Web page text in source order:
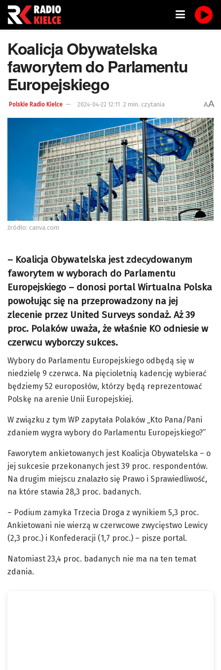
Koalicja Obywatelska
faworytem do Parlamentu
Europejskiego
Polskie Radio Kielce 2024-04-22 12:11 2 min. czytania AA
źródło: canva.com
– Koalicja Obywatelska jest zdecydowanym
faworytem w wyborach do Parlamentu
Europejskiego – donosi portal Wirtualna Polska
powołując się na przeprowadzony na jej
zlecenie przez United Surveys sondaż. Aż 39
proc. Polaków uważa, że właśnie KO odniesie w
czerwcu wyborczy sukces.
Wybory do Parlamentu Europejskiego odbędą się w
niedzielę 9 czerwca. Na pięcioletnią kadencję wybierać
będziemy 52 europosłów, którzy będą reprezentować
Polskę na arenie Unii Europejskiej.
W związku z tym WP zapytała Polaków „Kto Pana/Pani
zdaniem wygra wybory do Parlamentu Europejskiego?”
Faworytem ankietowanych jest Koalicja Obywatelska – o
jej sukcesie przekonanych jest 39 proc. respondentów.
Na drugim miejscu znalazło się Prawo i Sprawiedliwość,
na które stawia 28,3 proc. badanych.
– Podium zamyka Trzecia Droga z wynikiem 5,3 proc.
Ankietowani nie wierzą w czerwcowe zwycięstwo Lewicy
(2,3 proc.) i Konfederacji (1,7 proc.) – pisze portal.
Natomiast 23,4 proc. badanych nie ma na ten temat
zdania.